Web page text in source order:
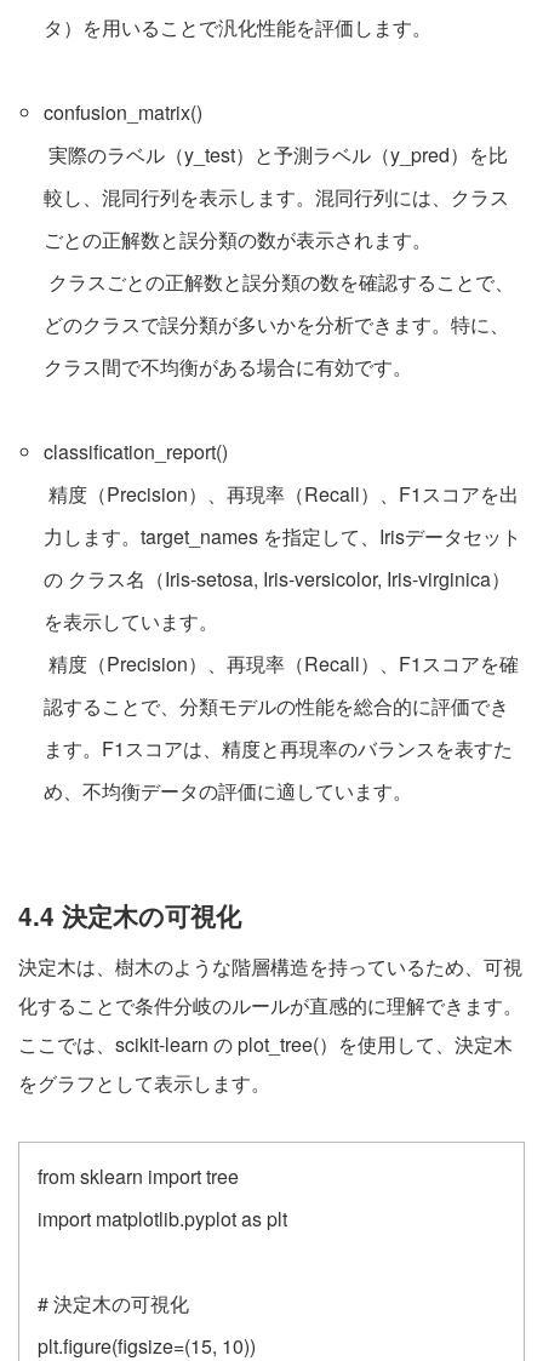
タ）を用いることで汎化性能を評価します。
confusion_matrix()
実際のラベル（y_test）と予測ラベル（y_pred）を比
較し、混同行列を表示します。混同行列には、クラス
ごとの正解数と誤分類の数が表示されます。
クラスごとの正解数と誤分類の数を確認することで、
どのクラスで誤分類が多いかを分析できます。特に、
クラス間で不均衡がある場合に有効です。
classification_report()
精度（Precision）、再現率（Recall）、F1スコアを出
力します。target_names を指定して、Irisデータセット
の クラス名（Iris-setosa, Iris-versicolor, Iris-virginica）
を表示しています。
精度（Precision）、再現率（Recall）、F1スコアを確
認することで、分類モデルの性能を総合的に評価でき
ます。F1スコアは、精度と再現率のバランスを表すた
め、不均衡データの評価に適しています。
4.4 決定木の可視化
決定木は、樹木のような階層構造を持っているため、可視
化することで条件分岐のルールが直感的に理解できます。
ここでは、scikit-learn の plot_tree(）を使用して、決定木
をグラフとして表示します。
from sklearn import tree
import matplotlib.pyplot as plt
# 決定木の可視化
plt.figure(figsize=(15, 10))